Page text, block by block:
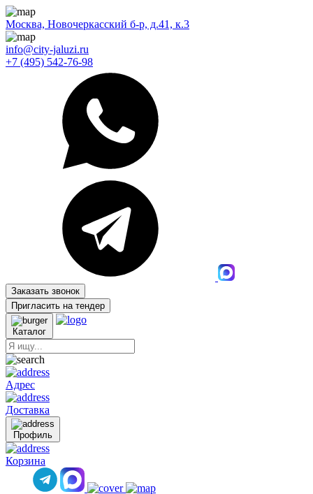
Москва, Новочеркасский б-р, д.41, к.3
info@city-jaluzi.ru
+7 (495) 542-76-98
Заказать звонок
Пригласить на тендер
Каталог
Адрес
Доставка
Профиль
Корзина